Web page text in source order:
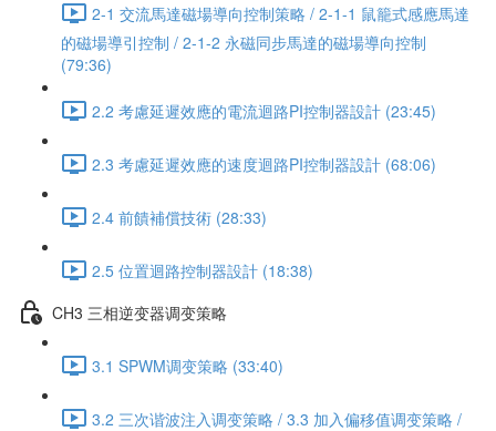
2-1 交流馬達磁場導向控制策略 / 2-1-1 鼠籠式感應馬達
的磁場導引控制 / 2-1-2 永磁同步馬達的磁場導向控制
(79:36)
2.2 考慮延遲效應的電流迴路PI控制器設計 (23:45)
2.3 考慮延遲效應的速度迴路PI控制器設計 (68:06)
2.4 前饋補償技術 (28:33)
2.5 位置迴路控制器設計 (18:38)
CH3 三相逆变器调变策略
3.1 SPWM调变策略 (33:40)
3.2 三次谐波注入调变策略 / 3.3 加入偏移值调变策略 /